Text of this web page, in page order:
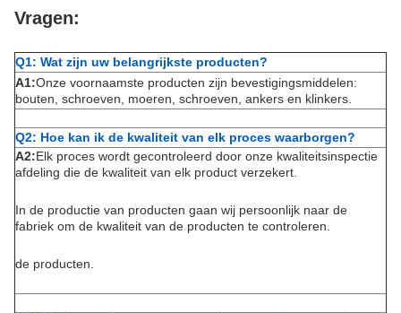
Vragen:
Q1: Wat zijn uw belangrijkste producten?
A1:Onze voornaamste producten zijn bevestigingsmiddelen:
bouten, schroeven, moeren, schroeven, ankers en klinkers.
Q2: Hoe kan ik de kwaliteit van elk proces waarborgen?
A2:Elk proces wordt gecontroleerd door onze kwaliteitsinspectie
afdeling die de kwaliteit van elk product verzekert.
In de productie van producten gaan wij persoonlijk naar de
fabriek om de kwaliteit van de producten te controleren.
de producten.